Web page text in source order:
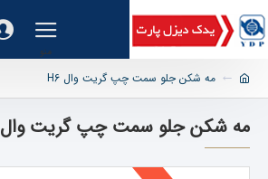
مه شکن جلو سمت چپ گریت وال H6
مه شکن جلو سمت چپ گریت وال H6